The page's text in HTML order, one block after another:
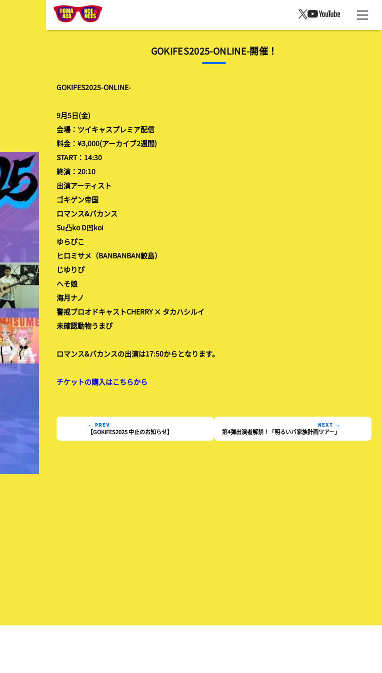
GOKIFES2025-ONLINE-開催！
GOKIFES2025-ONLINE-
9月5日(金)
会場：ツイキャスプレミア配信
料金：¥3,000(アーカイブ2週間)
START：14:30
終演：20:10
出演アーティスト
ゴキゲン帝国
ロマンス&バカンス
Su凸ko D凹koi
ゆらぴこ
ヒロミサメ（BANBANBAN鮫島）
じゆりぴ
へそ娘
海月ナノ
警戒ブロオドキャストCHERRY × タカハシルイ
未確認動物うまぴ
ロマンス&バカンスの出演は17:50からとなります。
チケットの購入はこちらから
← PREV
【GOKIFES2025 中止のお知らせ】
NEXT →
第4弾出演者解禁！「明るいバ家族計画ツアー」